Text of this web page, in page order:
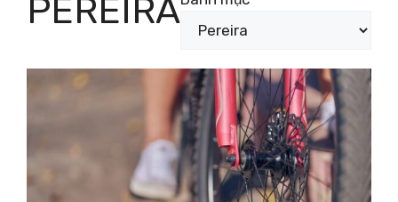
PEREIRA